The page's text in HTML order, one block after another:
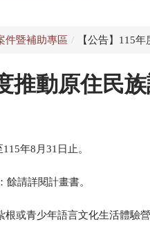
件暨補助專區 / 【公告】115
推動原住民
115年8月31日止。
請詳閱計畫書。
或青少年語言文化生活體驗營